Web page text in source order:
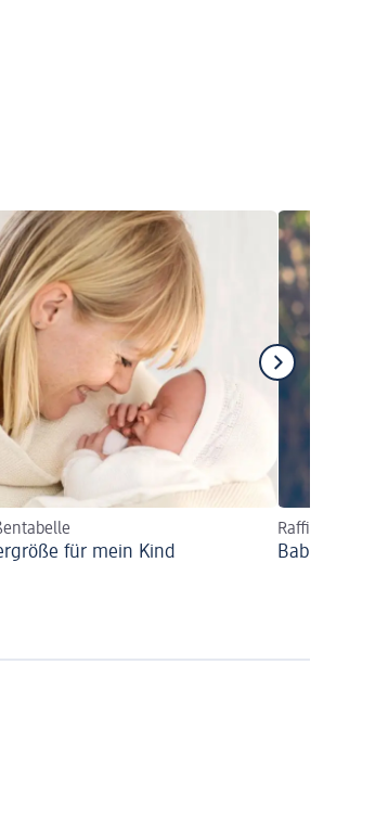
für mein Kind
Raffinierte